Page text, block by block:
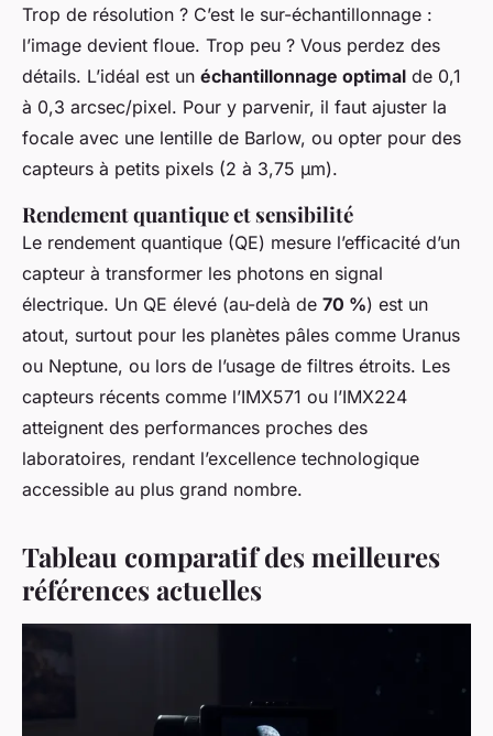
Trop de résolution ? C’est le sur-échantillonnage :
l’image devient floue. Trop peu ? Vous perdez des
détails. L’idéal est un échantillonnage optimal de 0,1
à 0,3 arcsec/pixel. Pour y parvenir, il faut ajuster la
focale avec une lentille de Barlow, ou opter pour des
capteurs à petits pixels (2 à 3,75 µm).
Rendement quantique et sensibilité
Le rendement quantique (QE) mesure l’efficacité d’un
capteur à transformer les photons en signal
électrique. Un QE élevé (au-delà de 70 %) est un
atout, surtout pour les planètes pâles comme Uranus
ou Neptune, ou lors de l’usage de filtres étroits. Les
capteurs récents comme l’IMX571 ou l’IMX224
atteignent des performances proches des
laboratoires, rendant l’excellence technologique
accessible au plus grand nombre.
Tableau comparatif des meilleures
références actuelles